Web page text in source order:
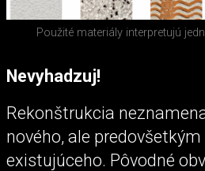
Použité materiály interpretujú
Nevyhadzuj!
Rekonštrukcia
nového, ale
existujúceho. Pôvodné